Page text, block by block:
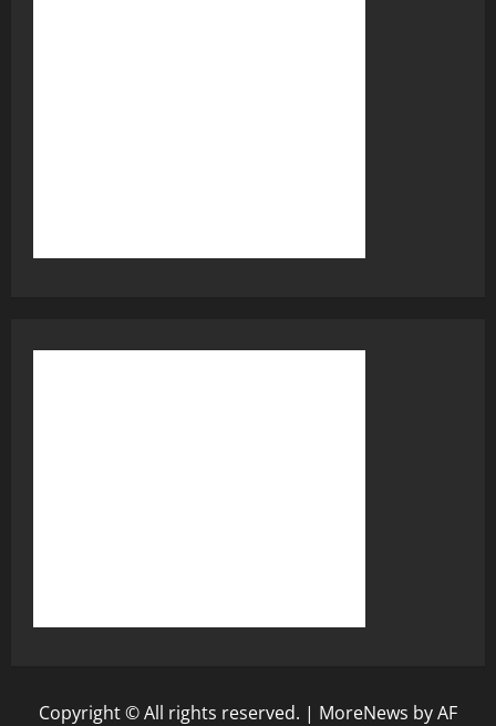
Copyright © All rights reserved. | MoreNews by AF